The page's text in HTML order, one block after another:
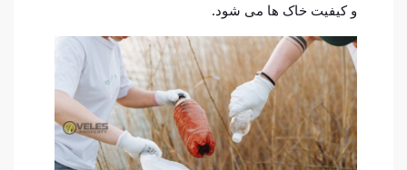
و کیفیت خاک ها می شود.